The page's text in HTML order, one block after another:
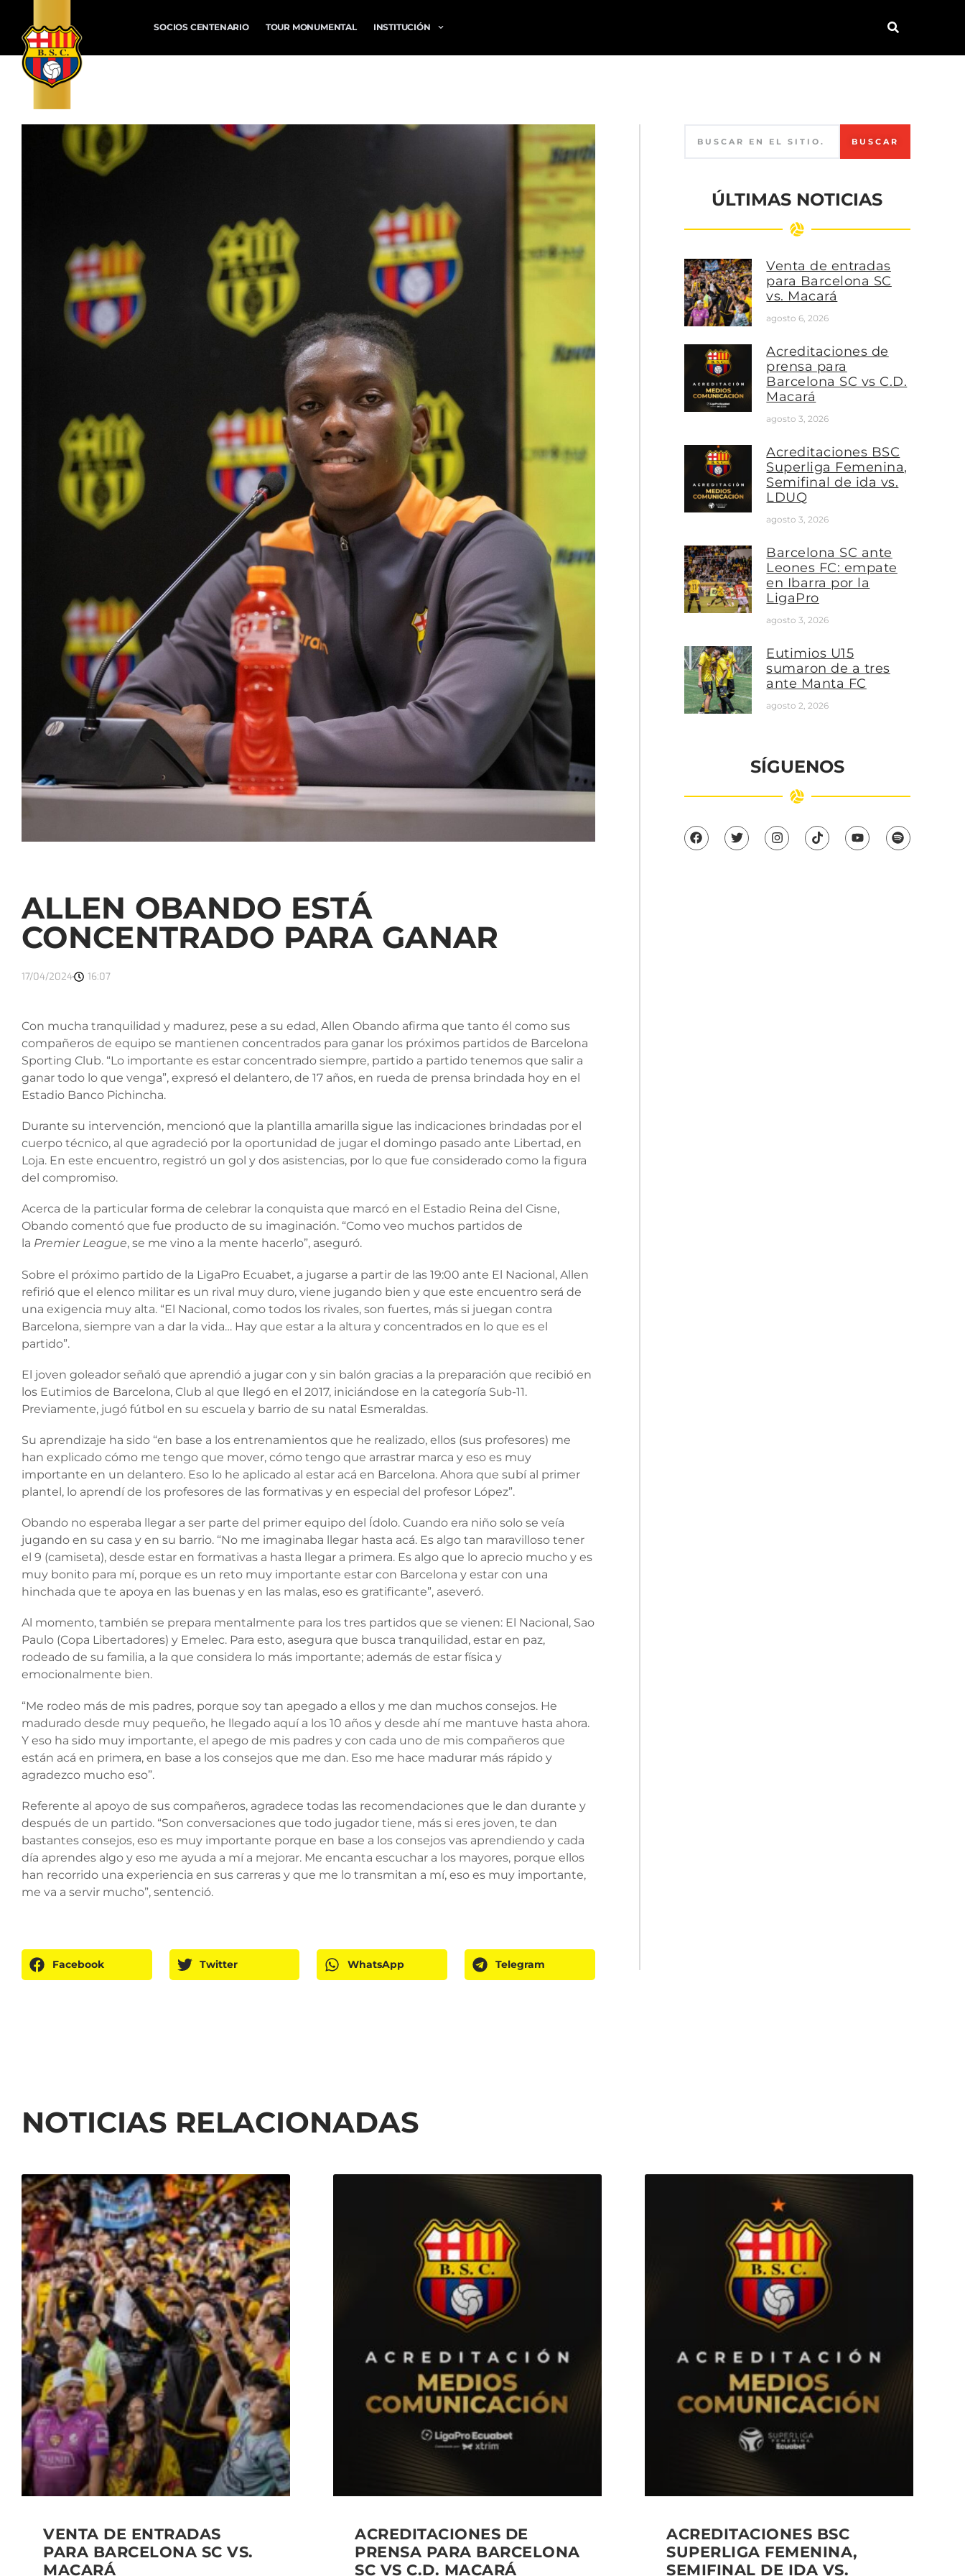
SOCIOS CENTENARIO TOUR MONUMENTAL INSTITUCIÓN
ALLEN OBANDO ESTÁ
CONCENTRADO PARA GANAR
17/04/2024 16:07
Con mucha tranquilidad y madurez, pese a su edad, Allen Obando afirma que tanto él como sus
compañeros de equipo se mantienen concentrados para ganar los próximos partidos de Barcelona
Sporting Club. “Lo importante es estar concentrado siempre, partido a partido tenemos que salir a
ganar todo lo que venga”, expresó el delantero, de 17 años, en rueda de prensa brindada hoy en el
Estadio Banco Pichincha.
Durante su intervención, mencionó que la plantilla amarilla sigue las indicaciones brindadas por el
cuerpo técnico, al que agradeció por la oportunidad de jugar el domingo pasado ante Libertad, en
Loja. En este encuentro, registró un gol y dos asistencias, por lo que fue considerado como la figura
del compromiso.
Acerca de la particular forma de celebrar la conquista que marcó en el Estadio Reina del Cisne,
Obando comentó que fue producto de su imaginación. “Como veo muchos partidos de
la Premier League, se me vino a la mente hacerlo”, aseguró.
Sobre el próximo partido de la LigaPro Ecuabet, a jugarse a partir de las 19:00 ante El Nacional, Allen
refirió que el elenco militar es un rival muy duro, viene jugando bien y que este encuentro será de
una exigencia muy alta. “El Nacional, como todos los rivales, son fuertes, más si juegan contra
Barcelona, siempre van a dar la vida… Hay que estar a la altura y concentrados en lo que es el
partido”.
El joven goleador señaló que aprendió a jugar con y sin balón gracias a la preparación que recibió en
los Eutimios de Barcelona, Club al que llegó en el 2017, iniciándose en la categoría Sub-11.
Previamente, jugó fútbol en su escuela y barrio de su natal Esmeraldas.
Su aprendizaje ha sido “en base a los entrenamientos que he realizado, ellos (sus profesores) me
han explicado cómo me tengo que mover, cómo tengo que arrastrar marca y eso es muy
importante en un delantero. Eso lo he aplicado al estar acá en Barcelona. Ahora que subí al primer
plantel, lo aprendí de los profesores de las formativas y en especial del profesor López”.
Obando no esperaba llegar a ser parte del primer equipo del Ídolo. Cuando era niño solo se veía
jugando en su casa y en su barrio. “No me imaginaba llegar hasta acá. Es algo tan maravilloso tener
el 9 (camiseta), desde estar en formativas a hasta llegar a primera. Es algo que lo aprecio mucho y es
muy bonito para mí, porque es un reto muy importante estar con Barcelona y estar con una
hinchada que te apoya en las buenas y en las malas, eso es gratificante”, aseveró.
Al momento, también se prepara mentalmente para los tres partidos que se vienen: El Nacional, Sao
Paulo (Copa Libertadores) y Emelec. Para esto, asegura que busca tranquilidad, estar en paz,
rodeado de su familia, a la que considera lo más importante; además de estar física y
emocionalmente bien.
“Me rodeo más de mis padres, porque soy tan apegado a ellos y me dan muchos consejos. He
madurado desde muy pequeño, he llegado aquí a los 10 años y desde ahí me mantuve hasta ahora.
Y eso ha sido muy importante, el apego de mis padres y con cada uno de mis compañeros que
están acá en primera, en base a los consejos que me dan. Eso me hace madurar más rápido y
agradezco mucho eso”.
Referente al apoyo de sus compañeros, agradece todas las recomendaciones que le dan durante y
después de un partido. “Son conversaciones que todo jugador tiene, más si eres joven, te dan
bastantes consejos, eso es muy importante porque en base a los consejos vas aprendiendo y cada
día aprendes algo y eso me ayuda a mí a mejorar. Me encanta escuchar a los mayores, porque ellos
han recorrido una experiencia en sus carreras y que me lo transmitan a mí, eso es muy importante,
me va a servir mucho”, sentenció.
Facebook Twitter WhatsApp Telegram
BUSCAR
ÚLTIMAS NOTICIAS
Venta de entradas
para Barcelona SC
vs. Macará
agosto 6, 2026
Acreditaciones de
prensa para
Barcelona SC vs C.D.
Macará
agosto 3, 2026
Acreditaciones BSC
Superliga Femenina,
Semifinal de ida vs.
LDUQ
agosto 3, 2026
Barcelona SC ante
Leones FC: empate
en Ibarra por la
LigaPro
agosto 3, 2026
Eutimios U15
sumaron de a tres
ante Manta FC
agosto 2, 2026
SÍGUENOS
NOTICIAS RELACIONADAS
VENTA DE ENTRADAS
PARA BARCELONA SC VS.
MACARÁ
ACREDITACIONES DE
PRENSA PARA BARCELONA
SC VS C.D. MACARÁ
ACREDITACIONES BSC
SUPERLIGA FEMENINA,
SEMIFINAL DE IDA VS.